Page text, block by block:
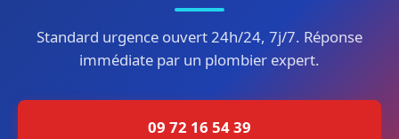
Standard urgence ouvert 24h/24, 7j/7. Réponse
immédiate par un plombier expert.
09 72 16 54 39